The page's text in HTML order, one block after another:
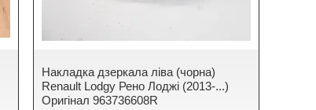
Накладка дзеркала ліва (чорна)
Renault Lodgy Рено Лоджі (2013-...)
Оригінал 963736608R